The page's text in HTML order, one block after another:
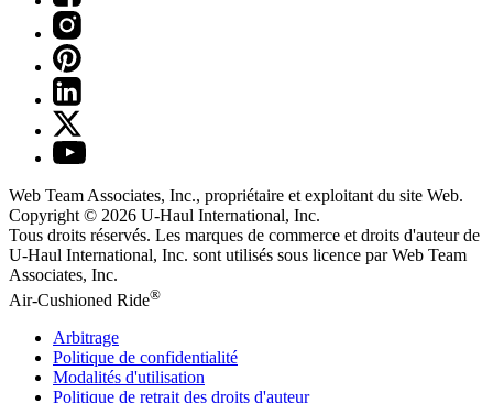
Web Team Associates, Inc., propriétaire et exploitant du site Web.
Copyright © 2026 U-Haul International, Inc.
Tous droits réservés. Les marques de commerce et droits d'auteur de
U-Haul International, Inc. sont utilisés sous licence par Web Team
Associates, Inc.
Air-Cushioned Ride®
Arbitrage
Politique de confidentialité
Modalités d'utilisation
Politique de retrait des droits d'auteur